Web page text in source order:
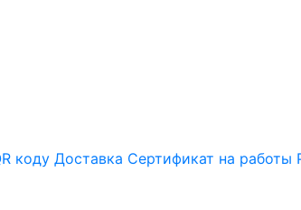
коду Доставка Сертификат на работы